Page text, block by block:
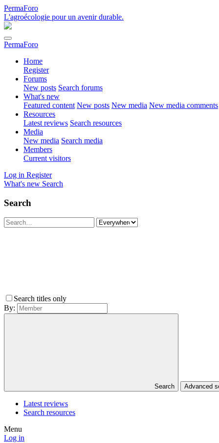
PermaForo
L'agroécologie pour un avenir durable.
PermaForo
Home
Register
Forums
New posts Search forums
What's new
Featured content New posts New media New media comments
Resources
Latest reviews Search resources
Media
New media Search media
Members
Current visitors
Log in Register
What's new Search
Search
Search titles only
By:
Search Advanced
Latest reviews
Search resources
Menu
Log in